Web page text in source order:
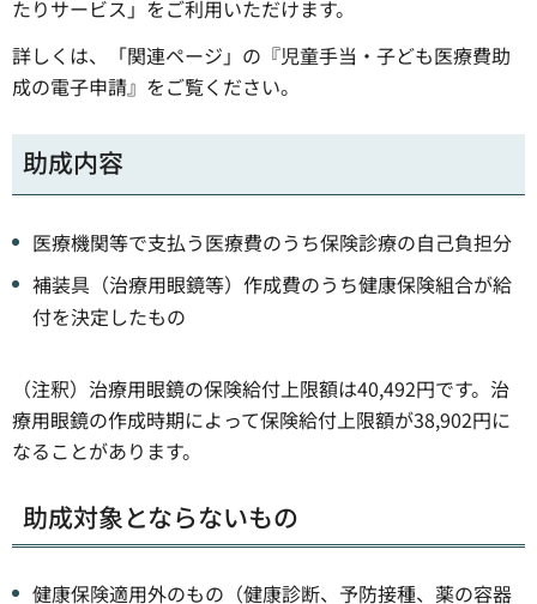
たりサービス」をご利用いただけます。
詳しくは、「関連ページ」の『児童手当・子ども医療費助
成の電子申請』をご覧ください。
助成内容
医療機関等で支払う医療費のうち保険診療の自己負担分
補装具（治療用眼鏡等）作成費のうち健康保険組合が給
付を決定したもの
（注釈）治療用眼鏡の保険給付上限額は40,492円です。治
療用眼鏡の作成時期によって保険給付上限額が38,902円に
なることがあります。
助成対象とならないもの
健康保険適用外のもの（健康診断、予防接種、薬の容器